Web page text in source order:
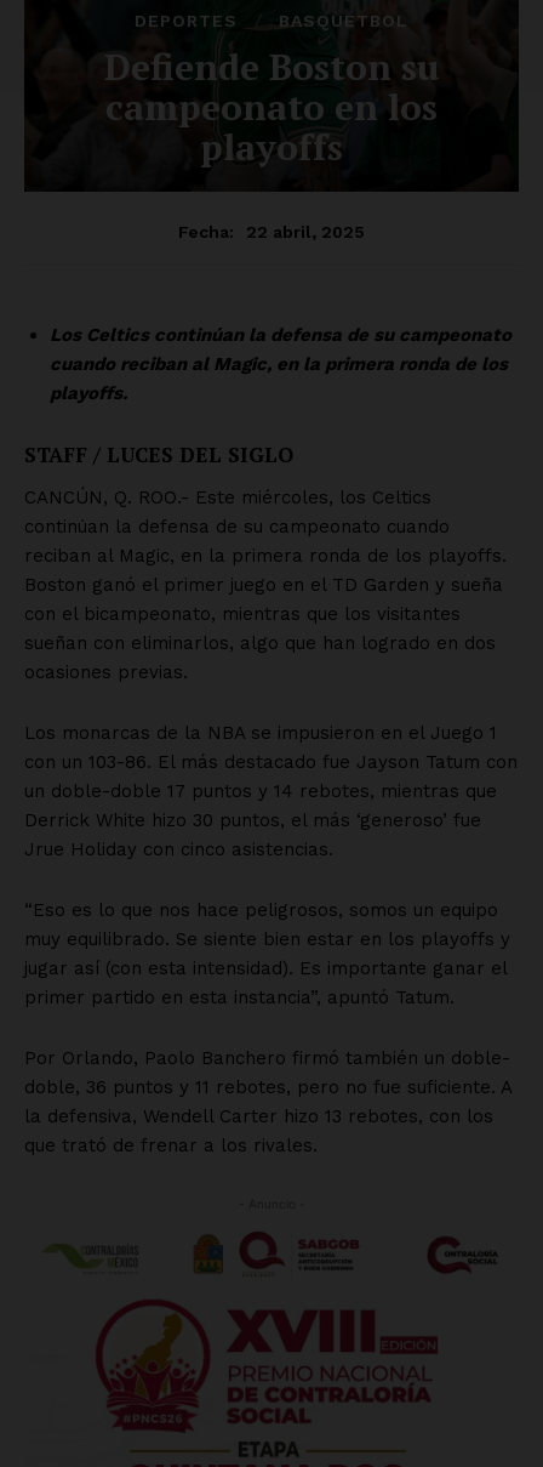
SUSCRÍBETE AHORA
Empresa
Nosotros
Contacto
Políticas del Sitio
Información Propietaria / Financiación
Mi cuenta